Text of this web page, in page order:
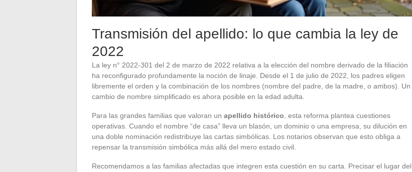
Transmisión del apellido: lo que cambia la ley de
2022
La ley n° 2022-301 del 2 de marzo de 2022 relativa a la elección del nombre derivado de la filiación
ha reconfigurado profundamente la noción de linaje. Desde el 1 de julio de 2022, los padres eligen
libremente el orden y la combinación de los nombres (nombre del padre, de la madre, o ambos). Un
cambio de nombre simplificado es ahora posible en la edad adulta.
Para las grandes familias que valoran un apellido histórico, esta reforma plantea cuestiones
operativas. Cuando el nombre “de casa” lleva un blasón, un dominio o una empresa, su dilución en
una doble nominación redistribuye las cartas simbólicas. Los notarios observan que esto obliga a
repensar la transmisión simbólica más allá del mero estado civil.
Recomendamos a las familias afectadas que integren esta cuestión en su carta. Precisar el lugar del